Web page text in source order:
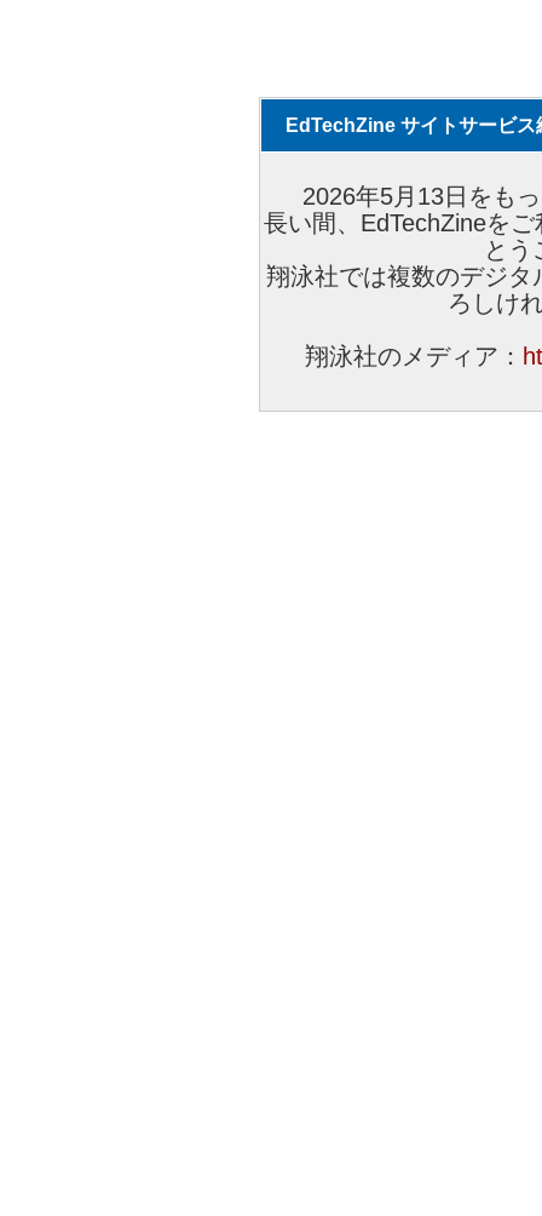
EdTechZine サイトサービス
2026年5月13日をも
長い間、EdTechZineを
とう
翔泳社では複数のデジ
ろしけ
翔泳社のメディア：